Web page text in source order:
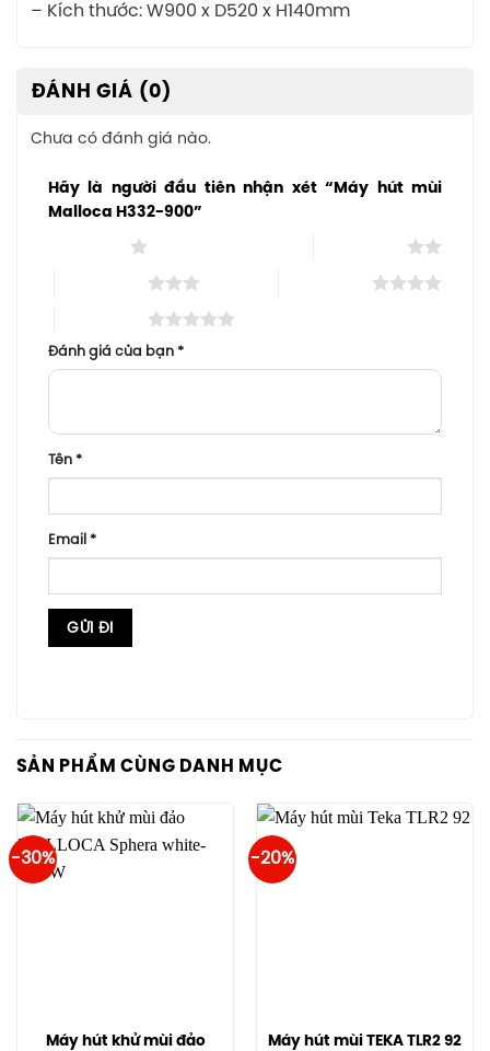
– Kích thước: W900 x D520 x H140mm
ĐÁNH GIÁ (0)
Chưa có đánh giá nào.
Hãy là người đầu tiên nhận xét “Máy hút mùi
Malloca H332-900”
Đánh giá của bạn *
Tên *
Email *
SẢN PHẨM CÙNG DANH MỤC
-30%
Máy hút khử mùi đảo
-20%
Máy hút mùi TEKA TLR2 92